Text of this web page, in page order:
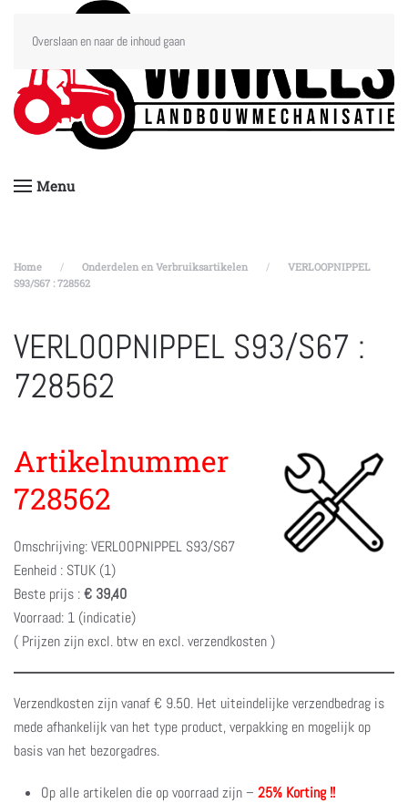
Overslaan en naar de inhoud gaan
Menu
Home Onderdelen en Verbruiksartikelen
VERLOOPNIPPEL
S93/S67 : 728562
VERLOOPNIPPEL S93/S67 :
728562
Artikelnummer
728562
Omschrijving: VERLOOPNIPPEL S93/S67
Eenheid : STUK (1)
Beste prijs :€ 39,40
Voorraad: 1 (indicatie)
( Prijzen zijn excl. btw en excl. verzendkosten )
Verzendkosten zijn vanaf € 9.50. Het uiteindelijke verzendbedrag is
mede afhankelijk van het type product, verpakking en mogelijk op
basis van het bezorgadres.
Op alle artikelen die op voorraad zijn – 25% Korting !!